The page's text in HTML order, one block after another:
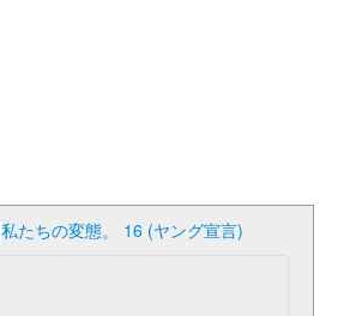
私たちの変態。 16 (ヤング宣言)